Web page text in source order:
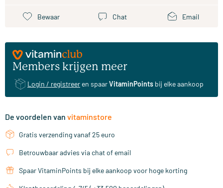
Bewaar Chat Email
Members krijgen meer
Login / registreer en spaarVitaminPoints bij elke aankoop
De voordelen van vitaminstore
Gratis verzending vanaf 25 euro
Betrouwbaar advies via chat of email
Spaar VitaminPoints bij elke aankoop voor hoge korting